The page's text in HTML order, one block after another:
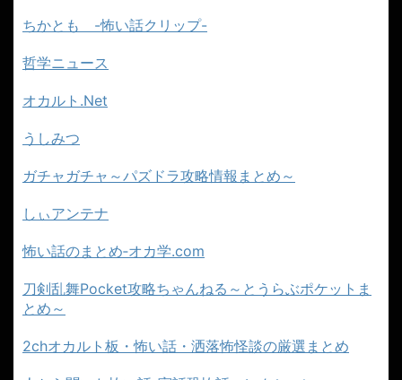
ちかとも -怖い話クリップ-
哲学ニュース
オカルト.Net
うしみつ
ガチャガチャ～パズドラ攻略情報まとめ～
しぃアンテナ
怖い話のまとめ‐オカ学.com
刀剣乱舞Pocket攻略ちゃんねる～とうらぶポケットま
とめ～
2chオカルト板・怖い話・洒落怖怪談の厳選まとめ